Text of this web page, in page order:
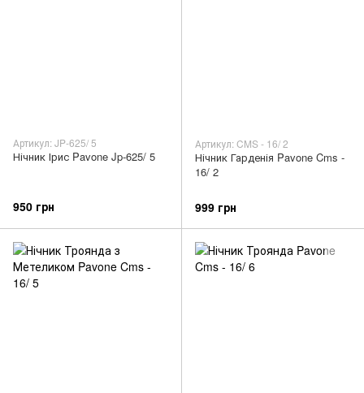
Артикул: JP-625/ 5
Нічник Ірис Pavone Jp-625/ 5
950 грн
Артикул: CMS - 16/ 2
Нічник Гарденія Pavone Cms -
16/ 2
999 грн